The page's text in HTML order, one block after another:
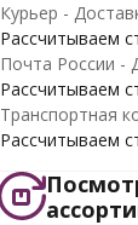
Курьер -
Рассчитываем
Почта России -
Рассчитываем
Транспортная
Рассчитываем